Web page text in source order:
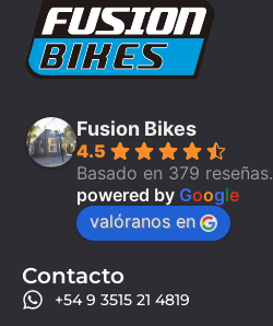
Fusion Bikes
4.5
Basado en 379 reseñas.
powered by Google
valóranos en
Contacto
+54 9 3515 21 4819